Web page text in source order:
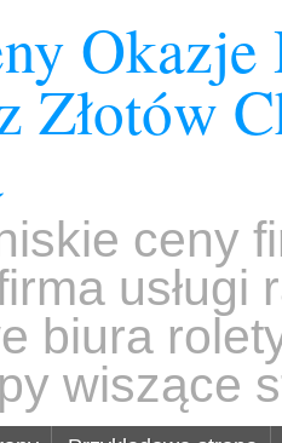
Złotów
ceny
usługi
biura
wiszące